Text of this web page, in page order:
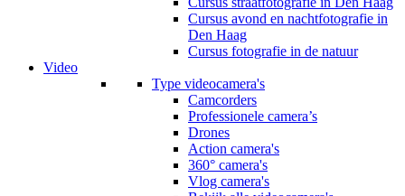
Cursus avond en nachtfotografie in
Den Haag
Cursus fotografie in de natuur
Video
Type videocamera's
Camcorders
Professionele camera’s
Drones
Action camera's
360° camera's
Vlog camera's